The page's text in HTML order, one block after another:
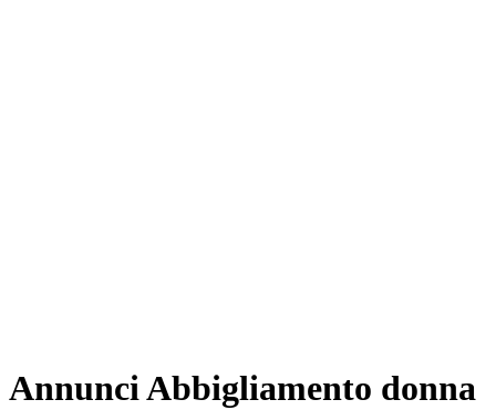
Annunci Abbigliamento donna